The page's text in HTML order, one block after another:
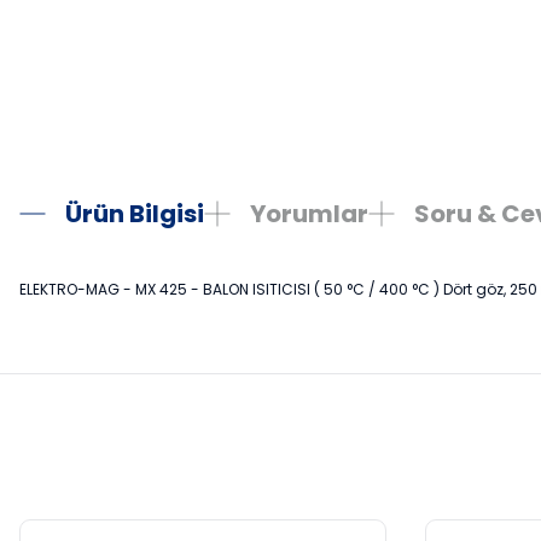
Ürün Bilgisi Yorumlar Soru &
ELEKTRO-MAG - MX 425 - BALON ISITICISI ( 50 °C / 400 °C ) Dört